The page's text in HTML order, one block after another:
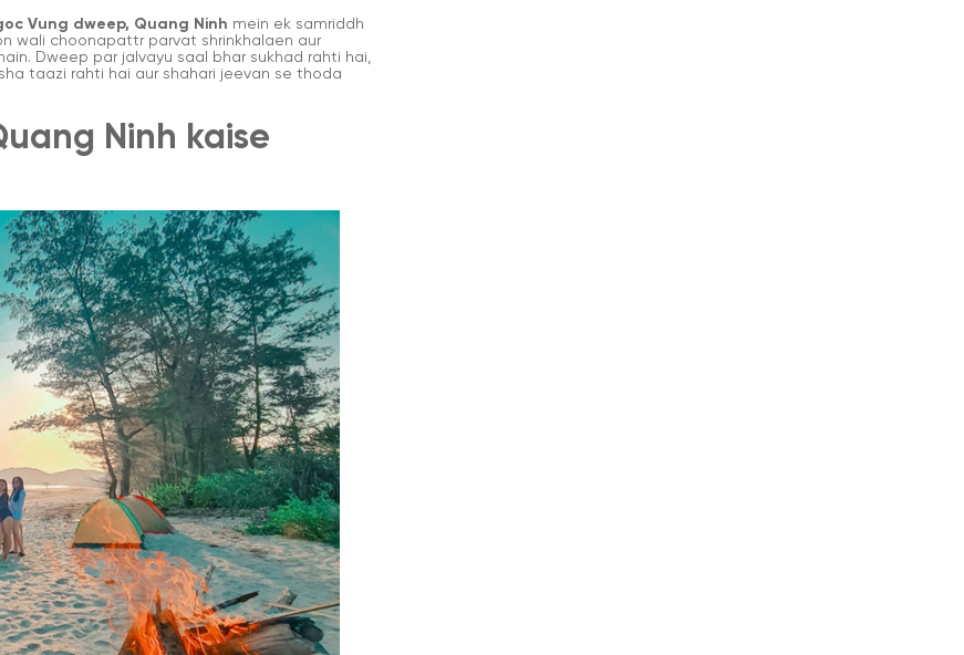
Vung dweep, Quang Ninh mein ek samriddh
wali choonapattr parvat shrinkhalaen aur
Dweep par jalvayu saal bhar sukhad rahti hai,
taazi rahti hai aur shahari jeevan se thoda
Ninh kaise